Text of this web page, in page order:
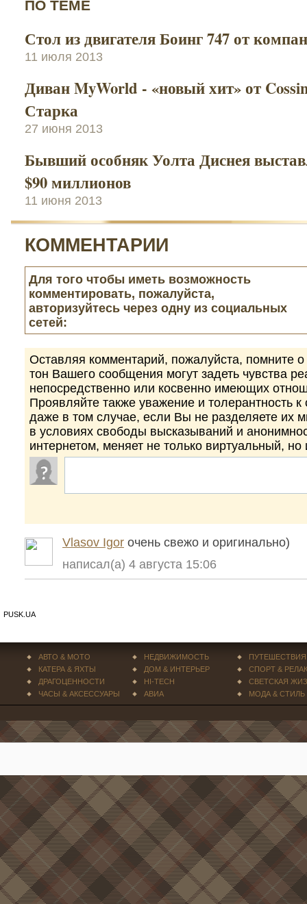
ПО ТЕМЕ
Стол из двигателя Боинг 747 от
11 июля 2013
Диван MyWorld - «новый хит» от
Старка
27 июня 2013
Бывший особняк Уолта Диснея
$90 миллионов
11 июня 2013
КОММЕНТАРИИ
Для того чтобы иметь возможность
комментировать, пожалуйста,
авторизуйтесь через одну из социальных
сетей:
Оставляя комментарий, пожалуйста, помните
тон Вашего сообщения могут задеть чувства
непосредственно или косвенно имеющих
Проявляйте также уважение и толерантность
даже в том случае, если Вы не разделяете их
в условиях свободы высказываний и
интернетом, меняет не только виртуальный,
Vlasov Igor очень свежо и оригинально)
написал(а) 4 августа 15:06
PUSK.UA
АВТО & МОТО
КАТЕРА & ЯХТЫ
ДРАГОЦЕННОСТИ
ЧАСЫ & АКСЕССУАРЫ
НЕДВИЖИМОСТЬ
ДОМ & ИНТЕРЬЕР
HI-TECH
АВИА
ПУТЕШЕСТВИЯ
СПОРТ &
СВЕТСКАЯ
МОДА & СТИЛЬ